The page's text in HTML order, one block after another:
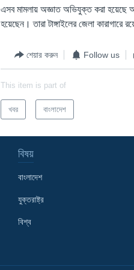
এসব মামলায় অজ্ঞাত অভিযুক্ত করা হয়েছে
হয়েছেন। তারা টাঙ্গাইলের জেলা কারাগারে
শেয়ার করুন Follow us
This item is part of
খবর বাংলাদেশ
বিষয়
বাংলাদেশ
যুক্তরাষ্ট্র
বিশ্ব